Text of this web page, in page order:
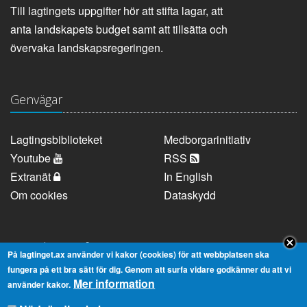
Till lagtingets uppgifter hör att stifta lagar, att
anta landskapets budget samt att tillsätta och
övervaka landskapsregeringen.
Genvägar
Lagtingsbiblioteket
Medborgarinitiativ
Youtube
RSS
Extranät
In English
Om cookies
Dataskydd
Kontaktuppgifter
Strandgatan 37, AX-22100 Mariehamn
Telefonnummer:
På lagtinget.ax använder vi kakor (cookies) för att webbplatsen ska
fungera på ett bra sätt för dig. Genom att surfa vidare godkänner du att vi
använder kakor. Mer information